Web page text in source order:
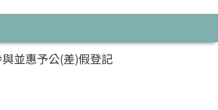
並惠予公(差)假登記